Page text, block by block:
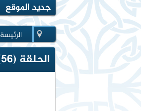
جديد الموقع
الرئيسة
الحلقة (56): جمع النصوص المتعلقة بموضوع واحد (3-3)